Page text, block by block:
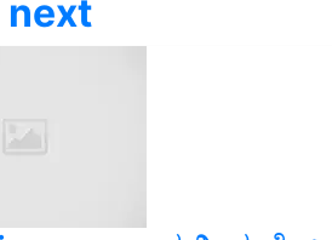
ರಾಜ್ಯದಲ್ಲಿ ಮತ್ತೆ